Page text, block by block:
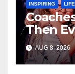
INSPIRING LIFE
Then
AUG 8, 2026